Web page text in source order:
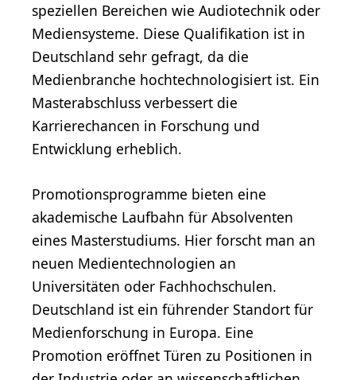
speziellen Bereichen wie Audiotechnik oder
Mediensysteme. Diese Qualifikation ist in
Deutschland sehr gefragt, da die
Medienbranche hochtechnologisiert ist. Ein
Masterabschluss verbessert die
Karrierechancen in Forschung und
Entwicklung erheblich.
Promotionsprogramme bieten eine
akademische Laufbahn für Absolventen
eines Masterstudiums. Hier forscht man an
neuen Medientechnologien an
Universitäten oder Fachhochschulen.
Deutschland ist ein führender Standort für
Medienforschung in Europa. Eine
Promotion eröffnet Türen zu Positionen in